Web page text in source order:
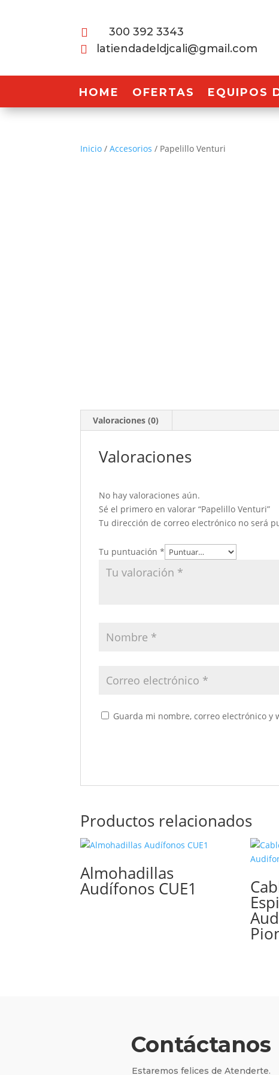

300 392 3343

latiendadeldjcali@gmail.com
HOME OFERTAS EQUIPOS
Inicio /Accesorios / Papelillo Venturi
Valoraciones (0)
Valoraciones
No hay valoraciones aún.
Sé el primero en valorar “Papelillo Venturi”
Tu dirección de correo electrónico no será
Tu puntuación*
Guarda mi nombre, correo electrónico y
Productos relacionados
Almohadillas
Audífonos CUE1
Contáctanos
Estaremos felices de Atenderte.